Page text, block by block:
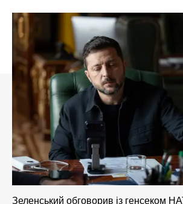
Зеленський обговорив із генсеком